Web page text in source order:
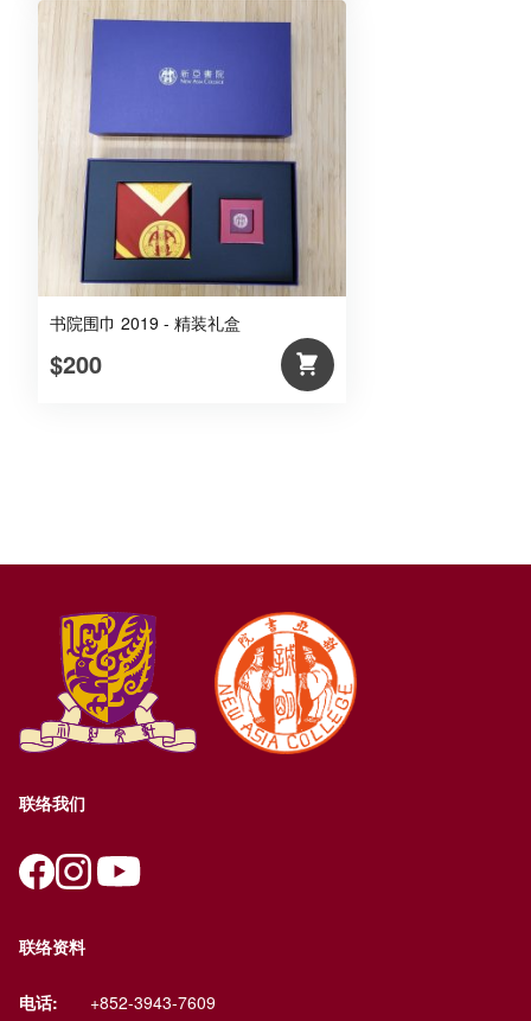
书院围巾 2019 - 精装礼盒
$200
联络我们
联络资料
电话: +852-3943-7609